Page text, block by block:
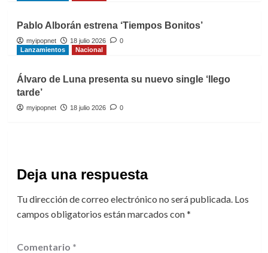
Pablo Alborán estrena ‘Tiempos Bonitos’
myipopnet 18 julio 2026
0
Lanzamientos
Nacional
Álvaro de Luna presenta su nuevo single ‘llego
tarde’
myipopnet 18 julio 2026 0
Deja una respuesta
Tu dirección de correo electrónico no será publicada. Los
campos obligatorios están marcados con*
Comentario *